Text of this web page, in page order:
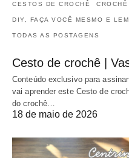
CESTOS DE CROCHÊ CROCHÊ
DIY, FAÇA VOCÊ MESMO E
TODAS AS POSTAGENS
Cesto de crochê |
Conteúdo exclusivo para
vai aprender este Cesto de
do crochê…
18 de maio de 2026